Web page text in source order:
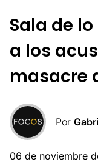
Sala de
a los
masacre
Por
06 de noviembre